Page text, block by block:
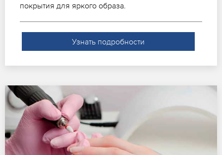
покрытия для яркого образа.
Узнать подробности